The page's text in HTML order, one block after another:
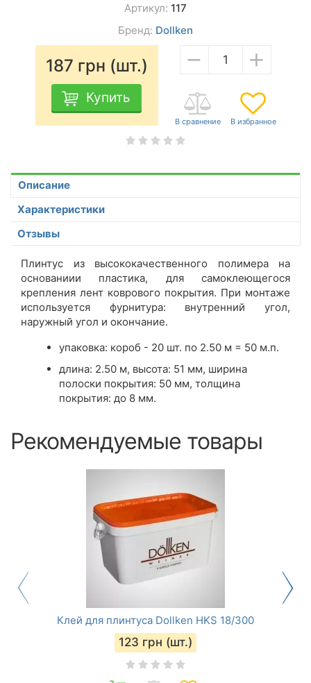
Артикул: 117
Бренд: Dollken
187 грн (шт.)
Купить
− +
Описание
Характеристики
Отзывы
Плинтус из высококачественного полимера на
основаниии пластика, для самоклеющегося
крепления лент коврового покрытия. При монтаже
используется фурнитура: внутренний угол,
наружный угол и окончание.
упаковка: короб - 20 шт. по 2.50 м = 50 м.п.
длина: 2.50 м, высота: 51 мм, ширина
полоски покрытия: 50 мм, толщина
покрытия: до 8 мм.
Рекомендуемые товары
Клей для плинтуса Dollken HKS 18/300
123 грн (шт.)